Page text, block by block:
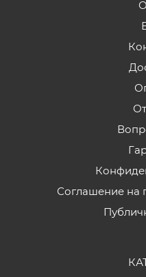
Соглашение на